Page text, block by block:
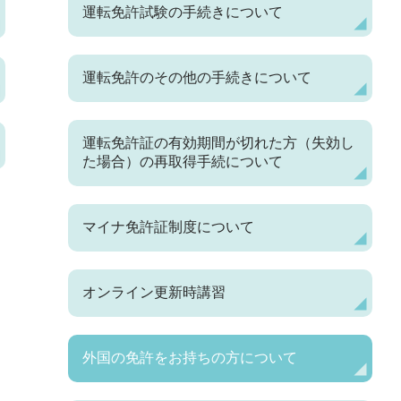
運転免許試験の手続きについて
運転免許のその他の手続きについて
運転免許証の有効期間が切れた方（失効し
た場合）の再取得手続について
マイナ免許証制度について
オンライン更新時講習
外国の免許をお持ちの方について